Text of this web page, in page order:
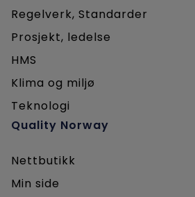
Regelverk, Standarder
Prosjekt, ledelse
HMS
Klima og miljø
Teknologi
Quality Norway
Nettbutikk
Min side